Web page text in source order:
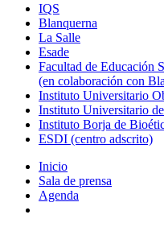
IQS
Blanquerna
La Salle
Esade
Facultad de Educación
(en colaboración con
Instituto Universitario
Instituto Universitario
Instituto Borja de
ESDI (centro adscrito)
Inicio
Sala de prensa
Agenda